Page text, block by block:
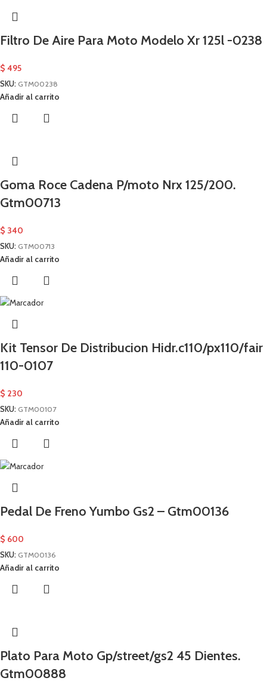
Filtro De Aire Para Moto Modelo Xr 125l -0238
$ 495
SKU: GTM00238
Añadir al carrito
Goma Roce Cadena P/moto Nrx 125/200.
Gtm00713
$ 340
SKU: GTM00713
Añadir al carrito
Kit Tensor De Distribucion Hidr.c110/px110/fair
110-0107
$ 230
SKU: GTM00107
Añadir al carrito
Pedal De Freno Yumbo Gs2 – Gtm00136
$ 600
SKU: GTM00136
Añadir al carrito
Plato Para Moto Gp/street/gs2 45 Dientes.
Gtm00888